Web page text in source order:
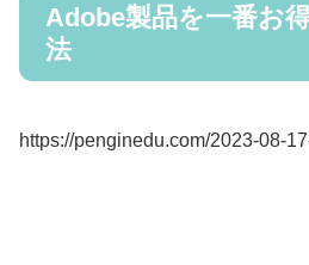
Adobe製品を一番お
法
https://penginedu.com/2023-08-